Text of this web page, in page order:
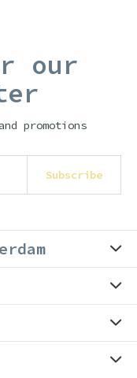
our
promotions
Subscribe